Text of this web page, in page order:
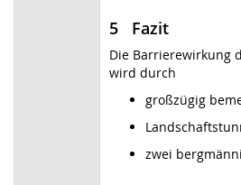
5 Fazit
Die Barrierewirkung
wird durch
großzügig
zwei